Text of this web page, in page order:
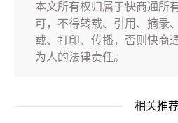
本文所有权归属于快商通所
可，不得转载、引用、摘录
载、打印、传播，否则快商
为人的法律责任。
相关推